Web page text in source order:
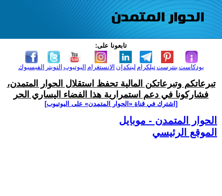
تابعونا على:
الفيسبوك التويتر اليوتيوب الانستغرام لينكدإن تيلكرامبنترست بودكاست
تبرعاتكم وتبرعاتكن المالية تحفظ استقلال الحوار المتمدن،
فشاركونا في دعم استمرارية هذا الفضاء اليساري الحر
[اشترك في قناة ‫«الحوار المتمدن» على اليوتيوب]
الحوار المتمدن - موبايل
الموقع الرئيسي